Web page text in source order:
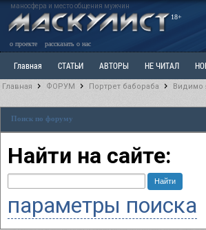
маносфера и место общения мужчин
18+
о проекте рассказать о нас
Главная СТАТЬИ АВТОРЫ НЕ ЧИТАЛ
Ветка: Расстаюсь или Развожусь. САНЧАС Ветка:
РАЗДЕЛ: Разное
Главная ФОРУМ Портрет бабораба Видимо
Поиск по форуму
Найти на сайте:
параметры поиска